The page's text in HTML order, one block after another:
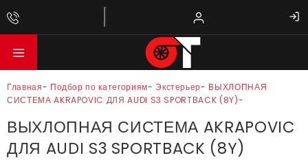
Главная- Подбор по категориям- Экстерьер- ВЫХЛОПНАЯ
СИСТЕМА AKRAPOVIC ДЛЯ AUDI S3 SPORTBACK (8Y)-
ВЫХЛОПНАЯ СИСТЕМА AKRAPOVIC
ДЛЯ AUDI S3 SPORTBACK (8Y)